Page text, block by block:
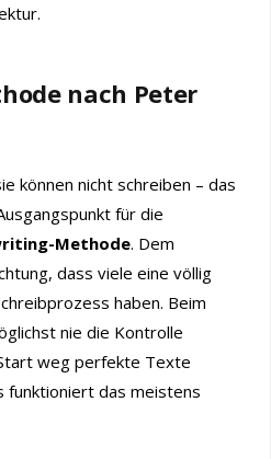
nach Peter
können nicht schreiben – das
für die
Methode. Dem
dass viele eine völlig
haben. Beim
nie die Kontrolle
weg perfekte Texte
funktioniert das meistens